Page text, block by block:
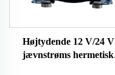
Højtydende 12 V/24 V
jævnstrøms hermetisk